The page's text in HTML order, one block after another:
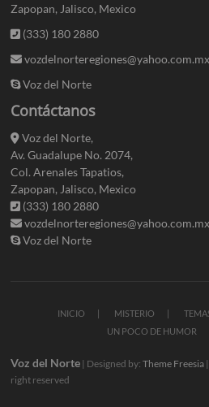
Zapopan, Jalisco, Mexico
(333) 180 2880
vozdelnorteregiones@yahoo.com.mx
Voz del Norte
Contáctanos
Voz del Norte,
Av. Guadalupe No. 2074,
Col. Arenales Tapatios,
Zapopan, Jalisco, Mexico
(333) 180 2880
vozdelnorteregiones@yahoo.com.mx
Voz del Norte
INICIO MISTERIO
UN POCO DE HUMOR
Voz del Norte | Designed by:Theme Freesia
right reserved